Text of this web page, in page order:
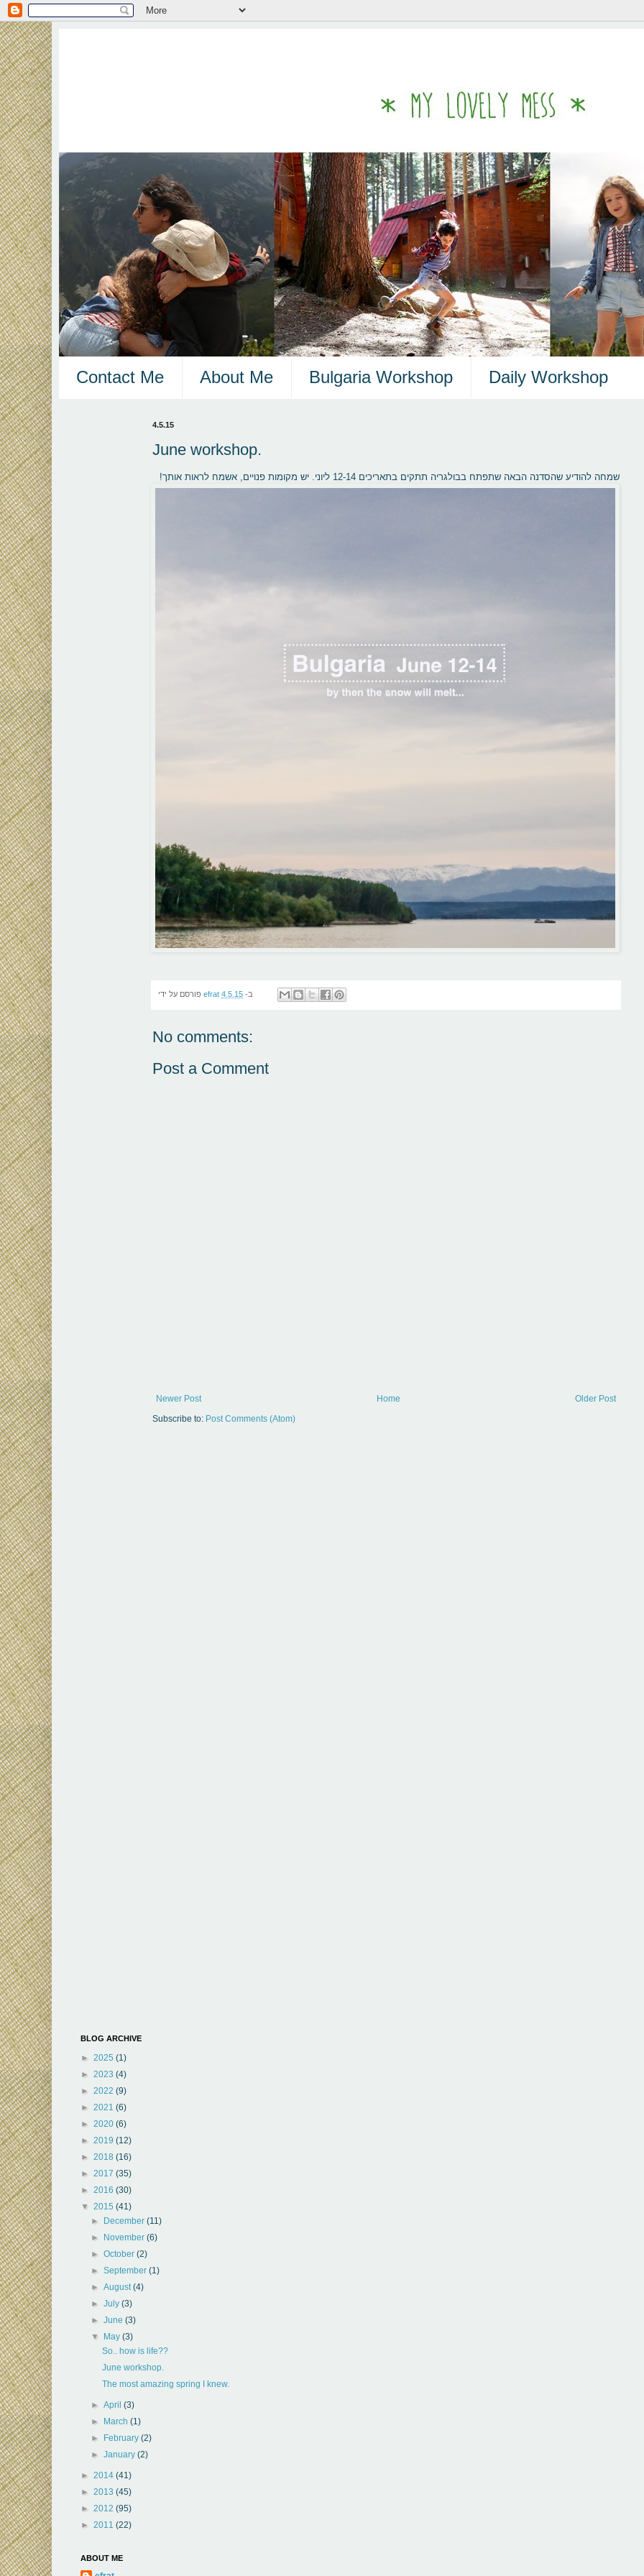
Contact Me About Me Bulgaria Workshop Daily Workshop
4.5.15
June workshop.
שמחה להודיע שהסדנה הבאה שתפתח בבולגריה תתקים בתאריכים 12-14 ליוני. יש מקומות פנויים, אשמח לראות אותך!
efrat ב- 4.5.15
No comments:
Post a Comment
Newer Post Older Post
Home
Subscribe to: Post Comments (Atom)
BLOG ARCHIVE
► 2025 (1)
► 2023 (4)
► 2022 (9)
► 2021 (6)
► 2020 (6)
► 2019 (12)
► 2018 (16)
► 2017 (35)
► 2016 (30)
▼ 2015 (41)
► December(11)
► November(6)
►October(2)
►September(1)
►August(4)
►July(3)
►June(3)
▼ May(3)
So.. how is life??
June workshop.
The most amazing spring I knew.
►April(3)
► March(1)
► February(2)
►January(2)
► 2014 (41)
► 2013 (45)
► 2012 (95)
► 2011 (22)
ABOUT ME